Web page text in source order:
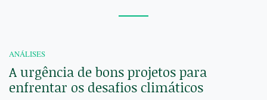
ANÁLISES
A urgência de bons projetos para
enfrentar os desafios climáticos